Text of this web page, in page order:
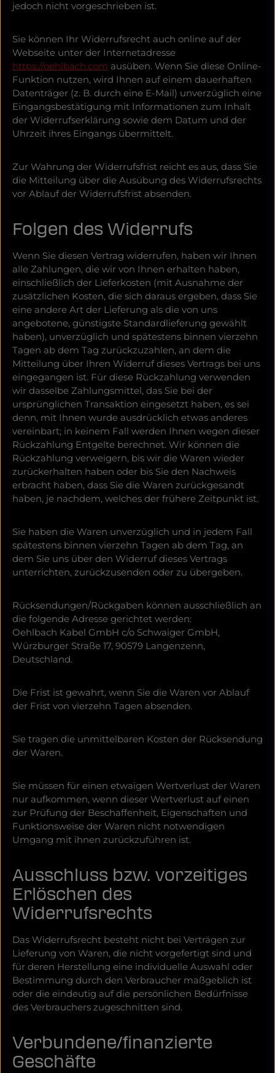
jedoch nicht vorgeschrieben ist.
Sie können Ihr Widerrufsrecht auch online auf der
Webseite unter der Internetadresse
https://oehlbach.com ausüben. Wenn Sie diese Online-
Funktion nutzen, wird Ihnen auf einem dauerhaften
Datenträger (z. B. durch eine E-Mail) unverzüglich eine
Eingangsbestätigung mit Informationen zum Inhalt
der Widerrufserklärung sowie dem Datum und der
Uhrzeit ihres Eingangs übermittelt.
Zur Wahrung der Widerrufsfrist reicht es aus, dass Sie
die Mitteilung über die Ausübung des Widerrufsrechts
vor Ablauf der Widerrufsfrist absenden.
Folgen des Widerrufs
Wenn Sie diesen Vertrag widerrufen, haben wir Ihnen
alle Zahlungen, die wir von Ihnen erhalten haben,
einschließlich der Lieferkosten (mit Ausnahme der
zusätzlichen Kosten, die sich daraus ergeben, dass Sie
eine andere Art der Lieferung als die von uns
angebotene, günstigste Standardlieferung gewählt
haben), unverzüglich und spätestens binnen vierzehn
Tagen ab dem Tag zurückzuzahlen, an dem die
Mitteilung über Ihren Widerruf dieses Vertrags bei uns
eingegangen ist. Für diese Rückzahlung verwenden
wir dasselbe Zahlungsmittel, das Sie bei der
ursprünglichen Transaktion eingesetzt haben, es sei
denn, mit Ihnen wurde ausdrücklich etwas anderes
vereinbart; in keinem Fall werden Ihnen wegen dieser
Rückzahlung Entgelte berechnet. Wir können die
Rückzahlung verweigern, bis wir die Waren wieder
zurückerhalten haben oder bis Sie den Nachweis
erbracht haben, dass Sie die Waren zurückgesandt
haben, je nachdem, welches der frühere Zeitpunkt ist.
Sie haben die Waren unverzüglich und in jedem Fall
spätestens binnen vierzehn Tagen ab dem Tag, an
dem Sie uns über den Widerruf dieses Vertrags
unterrichten, zurückzusenden oder zu übergeben.
Rücksendungen/Rückgaben können ausschließlich an
die folgende Adresse gerichtet werden:
Oehlbach Kabel GmbH c/o Schwaiger GmbH,
Würzburger Straße 17, 90579 Langenzenn,
Deutschland.
Die Frist ist gewahrt, wenn Sie die Waren vor Ablauf
der Frist von vierzehn Tagen absenden.
Sie tragen die unmittelbaren Kosten der Rücksendung
der Waren.
Sie müssen für einen etwaigen Wertverlust der Waren
nur aufkommen, wenn dieser Wertverlust auf einen
zur Prüfung der Beschaffenheit, Eigenschaften und
Funktionsweise der Waren nicht notwendigen
Umgang mit ihnen zurückzuführen ist.
Ausschluss bzw. vorzeitiges
Erlöschen des
Widerrufsrechts
Das Widerrufsrecht besteht nicht bei Verträgen zur
Lieferung von Waren, die nicht vorgefertigt sind und
für deren Herstellung eine individuelle Auswahl oder
Bestimmung durch den Verbraucher maßgeblich ist
oder die eindeutig auf die persönlichen Bedürfnisse
des Verbrauchers zugeschnitten sind.
Verbundene/finanzierte
Geschäfte